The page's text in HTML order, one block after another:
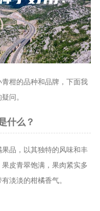
柑的品种和品牌，下面我
问。
什么？
品，以其独特的风味和丰
皮青翠饱满，果肉紧实多
淡淡的柑橘香气。